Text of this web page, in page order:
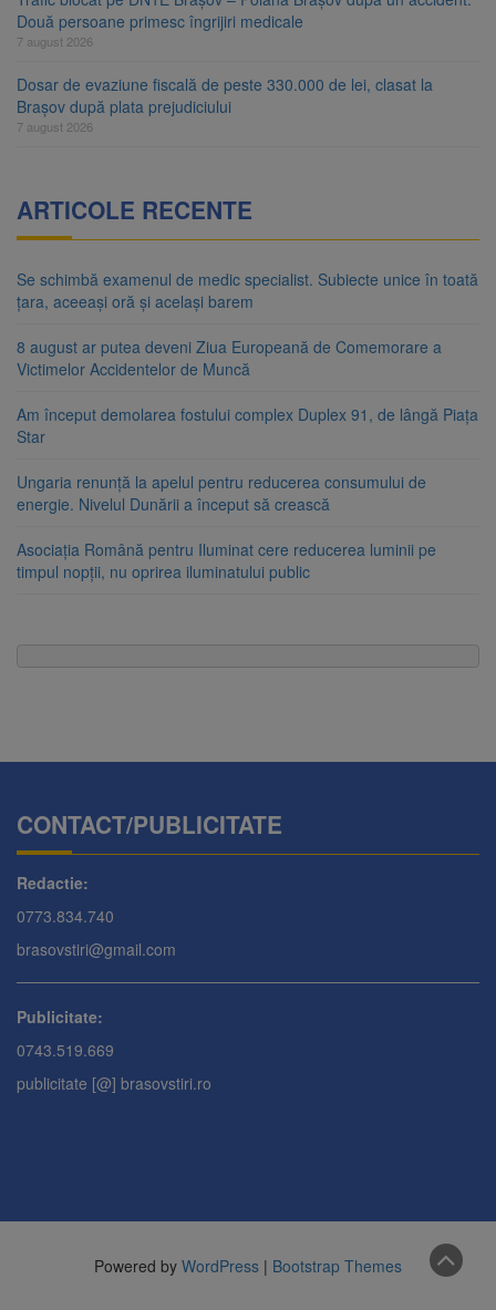
Două persoane primesc îngrijiri medicale
7 august 2026
Dosar de evaziune fiscală de peste 330.000 de lei, clasat la
Brașov după plata prejudiciului
7 august 2026
ARTICOLE RECENTE
Se schimbă examenul de medic specialist. Subiecte unice în toată
țara, aceeași oră și același barem
8 august ar putea deveni Ziua Europeană de Comemorare a
Victimelor Accidentelor de Muncă
Am început demolarea fostului complex Duplex 91, de lângă Piața
Star
Ungaria renunță la apelul pentru reducerea consumului de
energie. Nivelul Dunării a început să crească
Asociația Română pentru Iluminat cere reducerea luminii pe
timpul nopții, nu oprirea iluminatului public
CONTACT/PUBLICITATE
Redactie:
0773.834.740
brasovstiri@gmail.com
Publicitate:
0743.519.669
publicitate [@] brasovstiri.ro
Powered by WordPress | Bootstrap Themes